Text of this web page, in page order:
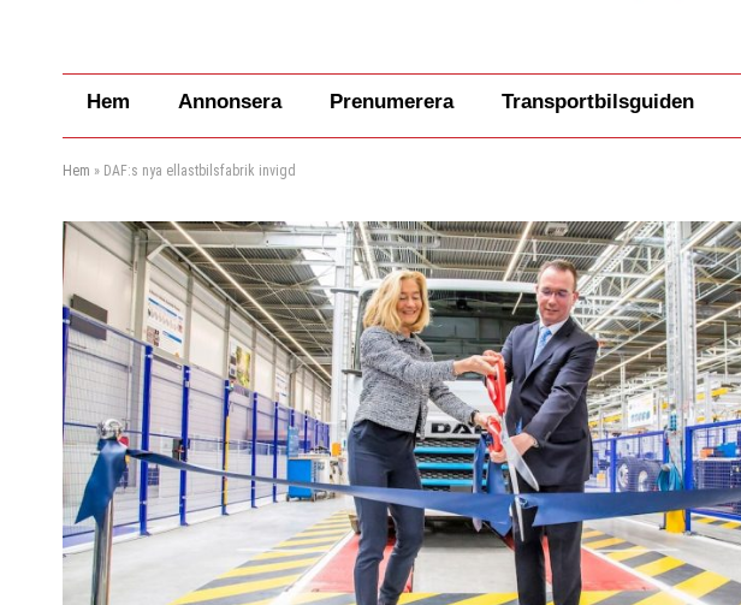
Hem Annonsera Prenumerera Transportbilsguiden
Hem » DAF:s nya ellastbilsfabrik invigd